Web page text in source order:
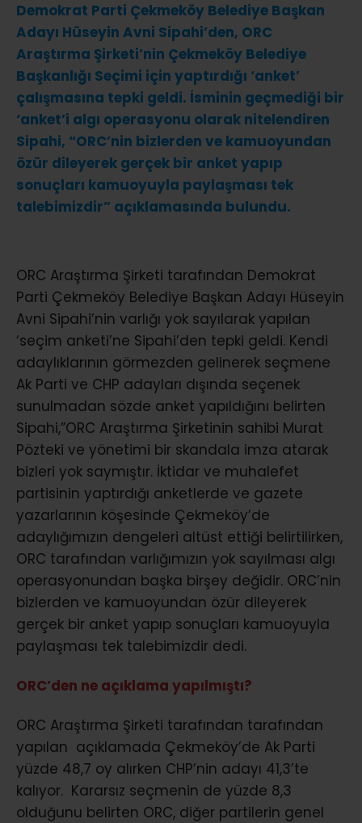
Demokrat Parti Çekmeköy Belediye Başkan
Adayı Hüseyin Avni Sipahi’den, ORC
Araştırma Şirketi’nin Çekmeköy Belediye
Başkanlığı Seçimi için yaptırdığı ‘anket’
çalışmasına tepki geldi. İsminin geçmediği bir
‘anket’i algı operasyonu olarak nitelendiren
Sipahi, “ORC’nin bizlerden ve kamuoyundan
özür dileyerek gerçek bir anket yapıp
sonuçları kamuoyuyla paylaşması tek
talebimizdir” açıklamasında bulundu.
ORC Araştırma Şirketi tarafından Demokrat
Parti Çekmeköy Belediye Başkan Adayı Hüseyin
Avni Sipahi’nin varlığı yok sayılarak yapılan
‘seçim anketi’ne Sipahi’den tepki geldi. Kendi
adaylıklarının görmezden gelinerek seçmene
Ak Parti ve CHP adayları dışında seçenek
sunulmadan sözde anket yapıldığını belirten
Sipahi,”ORC Araştırma Şirketinin sahibi Murat
Pözteki ve yönetimi bir skandala imza atarak
bizleri yok saymıştır. İktidar ve muhalefet
partisinin yaptırdığı anketlerde ve gazete
yazarlarının köşesinde Çekmeköy’de
adaylığımızın dengeleri altüst ettiği belirtilirken,
ORC tarafından varlığımızın yok sayılması algı
operasyonundan başka birşey değidir. ORC’nin
bizlerden ve kamuoyundan özür dileyerek
gerçek bir anket yapıp sonuçları kamuoyuyla
paylaşması tek talebimizdir dedi.
ORC’den ne açıklama yapılmıştı?
ORC Araştırma Şirketi tarafından tarafından
yapılan açıklamada Çekmeköy’de Ak Parti
yüzde 48,7 oy alırken CHP’nin adayı 41,3’te
kalıyor. Kararsız seçmenin de yüzde 8,3
olduğunu belirten ORC, diğer partilerin genel